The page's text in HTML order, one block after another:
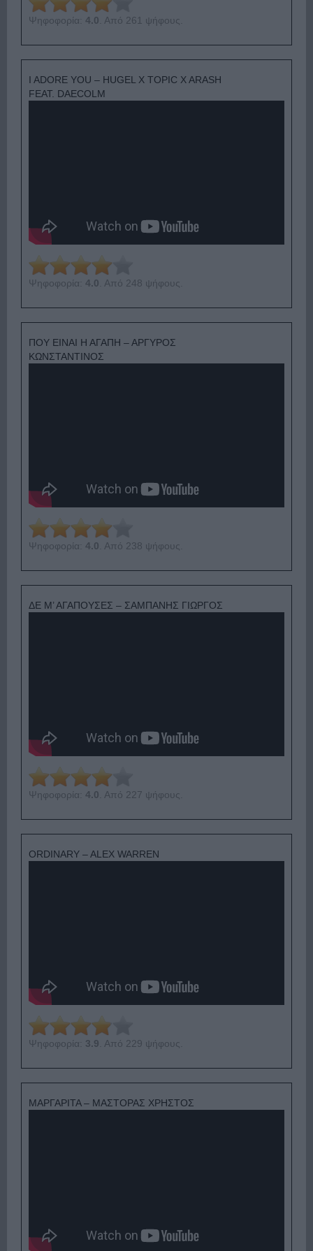
Ψηφοφορία: 4.0 . Από 261 ψήφους.
I ADORE YOU – HUGEL X TOPIC X ARASH
FEAT. DAECOLM
Ψηφοφορία: 4.0 . Από 248 ψήφους.
ΠΟΥ ΕΙΝΑΙ Η ΑΓΑΠΗ – ΑΡΓΥΡΟΣ
ΚΩΝΣΤΑΝΤΙΝΟΣ
Ψηφοφορία: 4.0 . Από 238 ψήφους.
ΔΕ Μ’ ΑΓΑΠΟΥΣΕΣ – ΣΑΜΠΑΝΗΣ ΓΙΩΡΓΟΣ
Ψηφοφορία: 4.0 . Από 227 ψήφους.
ORDINARY – ALEX WARREN
Ψηφοφορία: 3.9 . Από 229 ψήφους.
ΜΑΡΓΑΡΙΤΑ – ΜΑΣΤΟΡΑΣ ΧΡΗΣΤΟΣ